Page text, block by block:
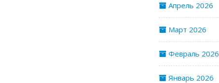
Апрель 2026
Март 2026
Февраль 2026
Январь 2026